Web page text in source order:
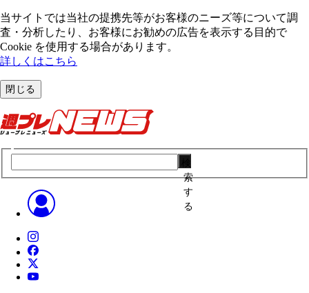
当サイトでは当社の提携先等がお客様のニーズ等について調
査・分析したり、お客様にお勧めの広告を表⽰する⽬的で
Cookie を使⽤する場合があります。
詳しくはこちら
閉じる
索
す
る